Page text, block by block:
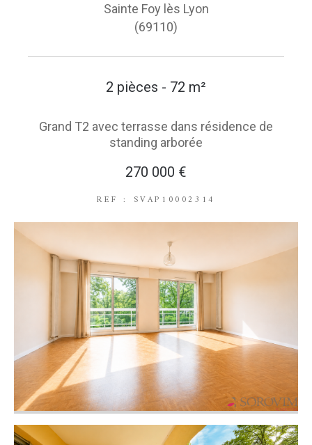
Sainte Foy lès Lyon
(69110)
2 pièces - 72 m²
Grand T2 avec terrasse dans résidence de
standing arborée
270 000 €
REF : SVAP10002314